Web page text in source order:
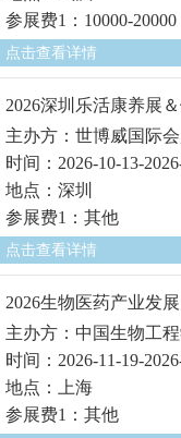
参展费1：10000-20000
点击查看详情
2026深圳乐活康养展
主办方：世博威国际
时间：2026-10-13-
地点：深圳
参展费1：其他
点击查看详情
2026生物医药产业发
主办方：中国生物工
时间：2026-11-19-
地点：上海
参展费1：其他